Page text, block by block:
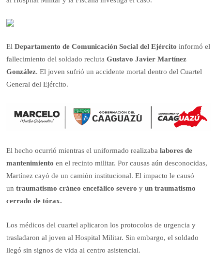
ElDepartamento de Comunicación Social del Ejército informó el
fallecimiento del soldado reclutaGustavo Javier Martínez
González. El joven sufrió un accidente mortal dentro del Cuartel
General del Ejército.
El hecho ocurrió mientras el uniformado realizabalabores de
mantenimiento en el recinto militar. Por causas aún desconocidas,
Martínez cayó de un camión institucional. El impacto le causó
untraumatismo cráneo encefálico severo yun traumatismo
cerrado de tórax.
Los médicos del cuartel aplicaron los protocolos de urgencia y
trasladaron al joven al Hospital Militar. Sin embargo, el soldado
llegó sin signos de vida al centro asistencial.